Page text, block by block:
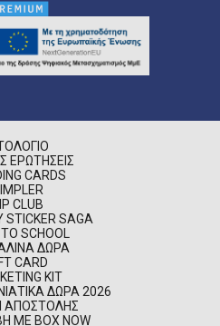
ΕΡΩΤΉΣΕΙΣ
CARDS
CLUB
STICKER SAGA
SCHOOL
ΔΏΡΑ
CARD
KIT
ΔΏΡΑ 2026
ΑΠΟΣΤΟΛΉΣ
ΜΕ BOX NOW